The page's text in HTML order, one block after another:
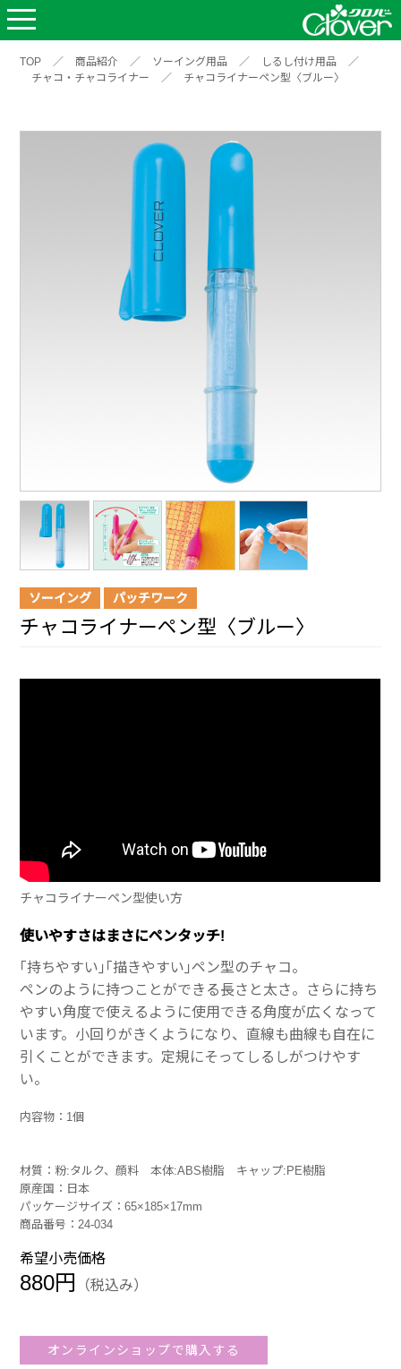
TOP ／ 商品紹介 ／ ソーイング用品 ／ しるし付け用品
／
チャコ・チャコライナー
／ チャコライナーペン型〈ブルー〉
ソーイング パッチワーク
チャコライナーペン型〈ブルー〉
チャコライナーペン型使い方
使いやすさはまさにペンタッチ!
｢持ちやすい｣｢描きやすい｣ペン型のチャコ。
ペンのように持つことができる長さと太さ。さらに持ち
やすい角度で使えるように使用できる角度が広くなって
います。小回りがきくようになり、直線も曲線も自在に
引くことができます。定規にそってしるしがつけやす
い。
内容物：1個
材質：粉:タルク、顔料 本体:ABS樹脂 キャップ:PE樹脂
原産国：日本
パッケージサイズ：65×185×17mm
商品番号：24-034
希望小売価格
880円 （税込み）
オンラインショップで購入する